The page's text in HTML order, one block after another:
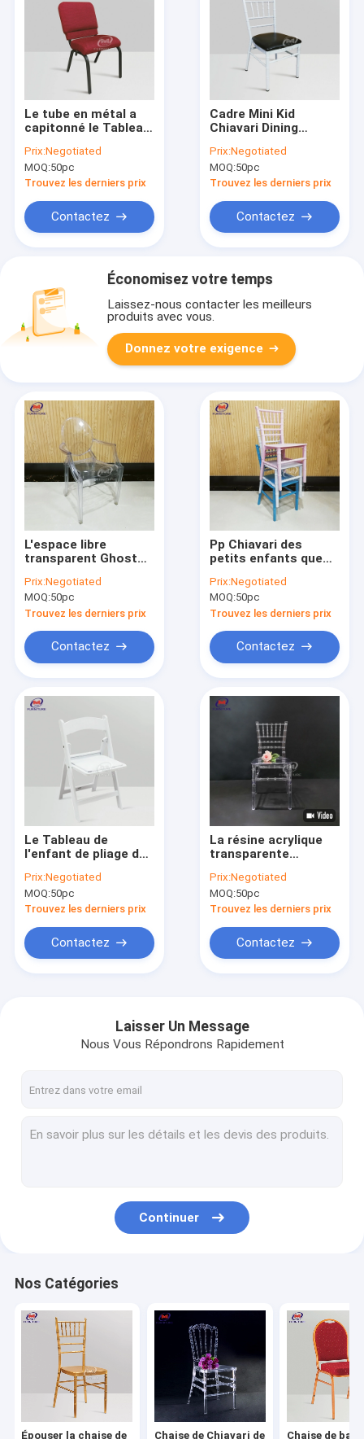
Visite d'usine
Chaise de Chiavari de résine
Chaise de banquet d'hôtel
Chaises empilables d'église
Le tube en métal a
capitonné le Tableau
verrouillage et
préside des sièges
pour l'église
Prix:Negotiated
MOQ:50pc
Trouvez les derniers prix
Contactez
Cadre Mini Kid
Chiavari Dining
le coussin noir fixe
Prix:Negotiated
MOQ:50pc
Trouvez les derniers prix
Contactez
Économisez votre temps
Laissez-nous contacter les meilleurs
produits avec vous.
Donnez votre exigence
L'espace libre
transparent Ghost
d'enfants préside
avec des bras
Prix:Negotiated
MOQ:50pc
Trouvez les derniers prix
Contactez
Pp Chiavari des
petits enfants que
d'enfants préside
pour des enfants
font la fête
Prix:Negotiated
MOQ:50pc
Trouvez les derniers prix
Contactez
Le Tableau de
l'enfant de pliage de
blanches de
Wimbledon de
chaises
Prix:Negotiated
MOQ:50pc
Trouvez les derniers prix
Contactez
La résine acrylique
transparente
d'enfants préside la
partie 3KG
d'événement
Prix:Negotiated
MOQ:50pc
Trouvez les derniers prix
Contactez
Laisser Un Message
Nous Vous Répondrons Rapidement
Continuer
Nos Catégories
Épouser la chaise de Chaise de Chiavari de Chaise de